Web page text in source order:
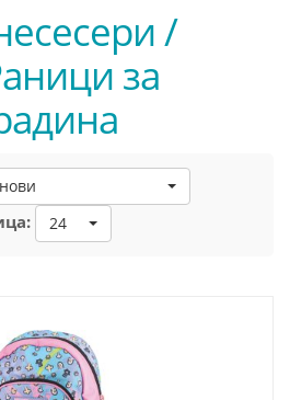
/
за
24